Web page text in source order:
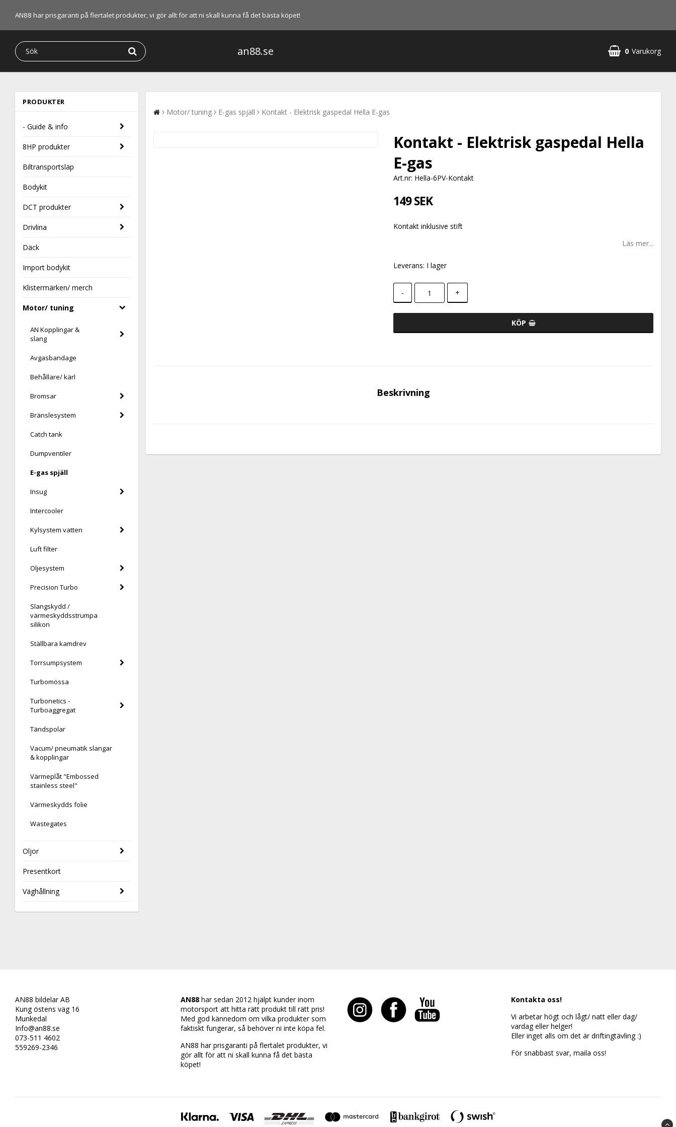
AN88 har prisgaranti på flertalet produkter, vi gör allt för att ni skall kunna få det bästa köpet!
an88.se 0 Varukorg
PRODUKTER
- Guide & info
8HP produkter
Biltransportsläp
Bodykit
DCT produkter
Drivlina
Däck
Import bodykit
Klistermärken/ merch
Motor/ tuning
AN Kopplingar &
slang
Avgasbandage
Behållare/ kärl
Bromsar
Bränslesystem
Catch tank
Dumpventiler
E-gas spjäll
Insug
Intercooler
Kylsystem vatten
Luft filter
Oljesystem
Precision Turbo
Slangskydd /
värmeskyddsstrumpa
silikon
Ställbara kamdrev
Torrsumpsystem
Turbomössa
Turbonetics -
Turboaggregat
Tändspolar
Vacum/ pneumatik slangar
& kopplingar
Värmeplåt "Embossed
stainless steel"
Värmeskydds folie
Wastegates
Oljor
Presentkort
Väghållning
Motor/ tuning E-gas spjäll Kontakt - Elektrisk gaspedal Hella E-gas
Kontakt - Elektrisk gaspedal Hella
E-gas
Art.nr: Hella-6PV-Kontakt
149 SEK
Kontakt inklusive stift
Läs mer...
Leverans: I lager
- +
KÖP
Beskrivning
AN88 bildelar AB
Kung östens väg 16
Munkedal
Info@an88.se
073-511 4602
559269-2346
AN88har sedan 2012 hjälpt kunder inom
motorsport att hitta rätt produkt till rätt pris!
Med god kännedom om vilka produkter som
faktiskt fungerar, så behöver ni inte köpa fel.
AN88 har prisgaranti på flertalet produkter, vi
gör allt för att ni skall kunna få det bästa
köpet!
Kontakta oss!
Vi arbetar högt och lågt/ natt eller dag/
vardag eller helger!
Eller inget alls om det är driftingtävling :)
För snabbast svar, maila oss!